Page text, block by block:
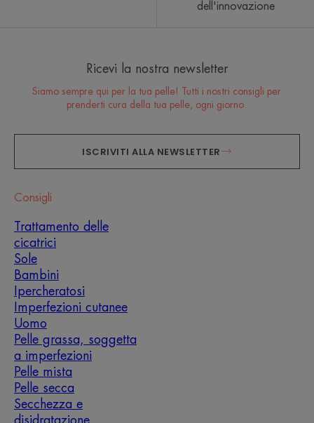
dell'innovazione
Ricevi la nostra newsletter
Siamo sempre qui per la tua pelle! Tutti i nostri consigli per
prenderti cura della tua pelle, ogni giorno.
ISCRIVITI ALLA NEWSLETTER
Consigli
Trattamento delle
cicatrici
Sole
Bambini
Ipercheratosi
Imperfezioni cutanee
Uomo
Pelle grassa, soggetta
a imperfezioni
Pelle mista
Pelle secca
Secchezza e
disidratazione